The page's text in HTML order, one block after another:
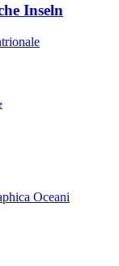
Inseln